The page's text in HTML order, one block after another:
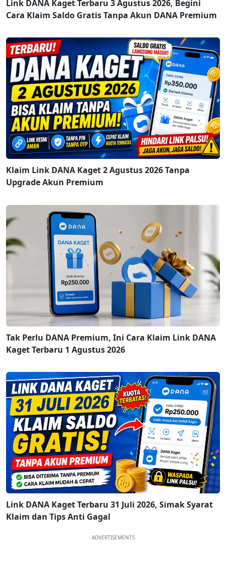
Link DANA Kaget Terbaru 3 Agustus 2026, Begini
Cara Klaim Saldo Gratis Tanpa Akun DANA Premium
Klaim Link DANA Kaget 2 Agustus 2026 Tanpa
Upgrade Akun Premium
Tak Perlu DANA Premium, Ini Cara Klaim Link DANA
Kaget Terbaru 1 Agustus 2026
Link DANA Kaget Terbaru 31 Juli 2026, Simak Syarat
Klaim dan Tips Anti Gagal
ADVERTISEMENTS